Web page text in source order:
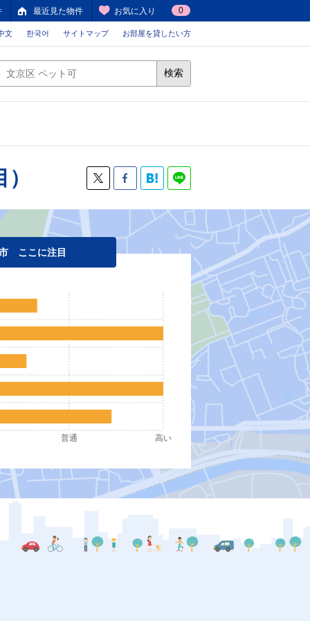
最近見た物件 お気に入り 0
文 한국어 サイトマップ お部屋を貸したい方
検索
ここに注目
普通 高い